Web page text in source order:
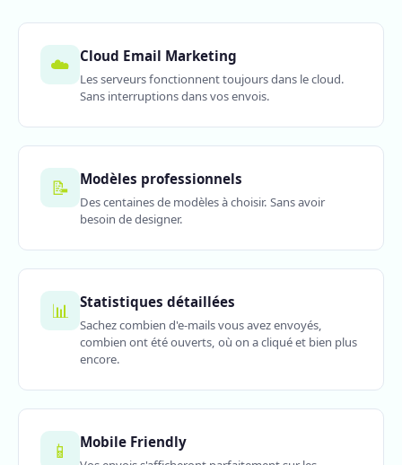
☁️ Cloud Email Marketing
Les serveurs fonctionnent toujours dans le cloud.
Sans interruptions dans vos envois.
📝 Modèles professionnels
Des centaines de modèles à choisir. Sans avoir
besoin de designer.
📊 Statistiques détaillées
Sachez combien d'e-mails vous avez envoyés,
combien ont été ouverts, où on a cliqué et bien plus
encore.
📱 Mobile Friendly